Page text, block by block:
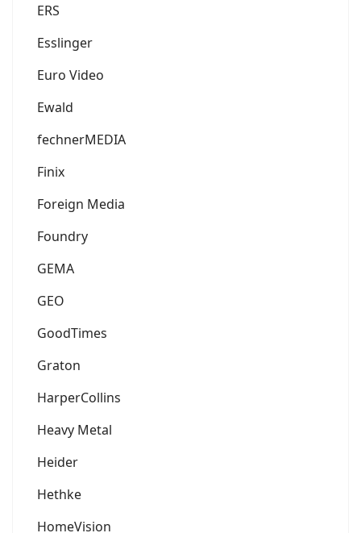
ERS
Esslinger
Euro Video
Ewald
fechnerMEDIA
Finix
Foreign Media
Foundry
GEMA
GEO
GoodTimes
Graton
HarperCollins
Heavy Metal
Heider
Hethke
HomeVision